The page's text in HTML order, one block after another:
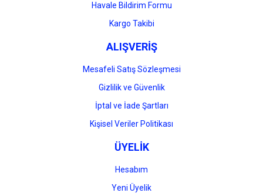
Gönder
Havale Bildirim Formu
Kargo Takibi
ALIŞVERİŞ
Mesafeli Satış Sözleşmesi
Gizlilik ve Güvenlik
İptal ve İade Şartları
Kişisel Veriler Politikası
ÜYELİK
Hesabım
Yeni Üyelik